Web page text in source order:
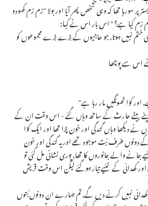
سورہا تھا کہ وہی شخص پھر آیا اور بولا "زم زم کھودو
کیا ہے؟ " اس بار اس نے کہا:
ختم نہیں ہوتا, جو حاجیوں کے بڑے بڑے مجموعوں کو
اس سے پوچھا
کوّا ٹھونگیں مار رہا ہے"
بیٹے حارث کے ساتھ وہاں گئے - اس وقت ان کے
نے دیکھا وہاں گندگی اور خون پڑا تھا اور ایک کوّا
دونوں طرف بُت موجود تھے اور یہ گندگی اور خون
جانے والے جانوروں کا تھا, پوری نشانی مل گئی تو
کھدائی کے لئیے تیار ہوگئے لیکن اس وقت قریش
کھدائی نہیں کرنے دیں گے, تم ہمارے ان دونوں بُتوں